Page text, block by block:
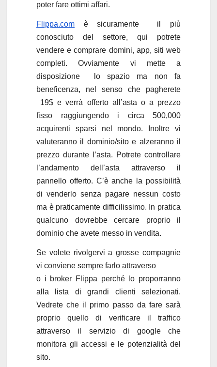
poter fare ottimi affari.
Flippa.com è sicuramente il più
conosciuto del settore, qui potrete
vendere e comprare domini, app, siti web
completi. Ovviamente vi mette a
disposizione lo spazio ma non fa
beneficenza, nel senso che pagherete
19$ e verrà offerto all’asta o a prezzo
fisso raggiungendo i circa 500,000
acquirenti sparsi nel mondo. Inoltre vi
valuteranno il dominio/sito e alzeranno il
prezzo durante l’asta. Potrete controllare
l’andamento dell’asta attraverso il
pannello offerto. C’è anche la possibilità
di venderlo senza pagare nessun costo
ma è praticamente difficilissimo. In pratica
qualcuno dovrebbe cercare proprio il
dominio che avete messo in vendita.
Se volete rivolgervi a grosse compagnie
vi conviene sempre farlo attraverso
o i broker Flippa perché lo proporranno
alla lista di grandi clienti selezionati.
Vedrete che il primo passo da fare sarà
proprio quello di verificare il traffico
attraverso il servizio di google che
monitora gli accessi e le potenzialità del
sito.